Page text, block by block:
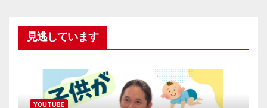
見逃しています
YOUTUBE